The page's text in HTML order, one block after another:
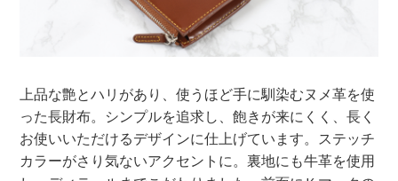
上品な艶とハリがあり、使うほど手に馴染むヌメ革を使
った長財布。シンプルを追求し、飽きが来にくく、長く
お使いいただけるデザインに仕上げています。ステッチ
カラーがさり気ないアクセントに。裏地にも牛革を使用